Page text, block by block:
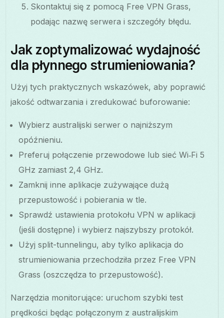
Skontaktuj się z pomocą Free VPN Grass,
podając nazwę serwera i szczegóły błędu.
Jak zoptymalizować wydajność
dla płynnego strumieniowania?
Użyj tych praktycznych wskazówek, aby poprawić
jakość odtwarzania i zredukować buforowanie:
Wybierz australijski serwer o najniższym
opóźnieniu.
Preferuj połączenie przewodowe lub sieć Wi‑Fi 5
GHz zamiast 2,4 GHz.
Zamknij inne aplikacje zużywające dużą
przepustowość i pobierania w tle.
Sprawdź ustawienia protokołu VPN w aplikacji
(jeśli dostępne) i wybierz najszybszy protokół.
Użyj split-tunnelingu, aby tylko aplikacja do
strumieniowania przechodziła przez Free VPN
Grass (oszczędza to przepustowość).
Narzędzia monitorujące: uruchom szybki test
prędkości będąc połączonym z australijskim